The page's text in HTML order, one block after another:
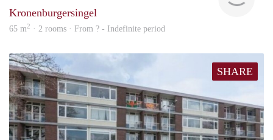
Kronenburgersingel
65 m2 · 2 rooms · From ? - Indefinite period
SHARE